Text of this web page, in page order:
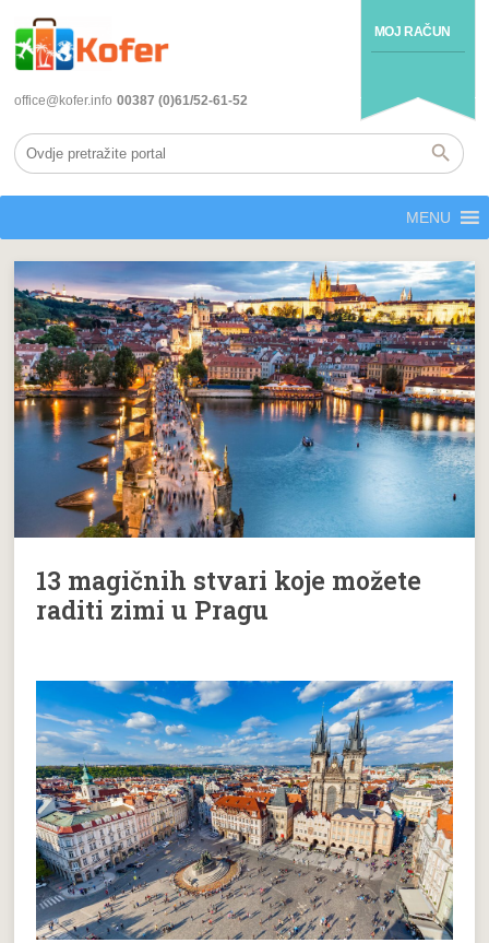
MOJ RAČUN
office@kofer.info 00387 (0)61/52-61-52
MENU
13 magičnih stvari koje možete
raditi zimi u Pragu